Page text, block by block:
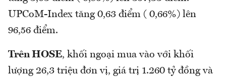
UPCoM-Index tăng 0,63 điểm ( 0,66%) lên
96,56 điểm.
Trên HOSE, khối ngoại mua vào với khối
lượng 26,3 triệu đơn vị, giá trị 1.260 tỷ đồng và